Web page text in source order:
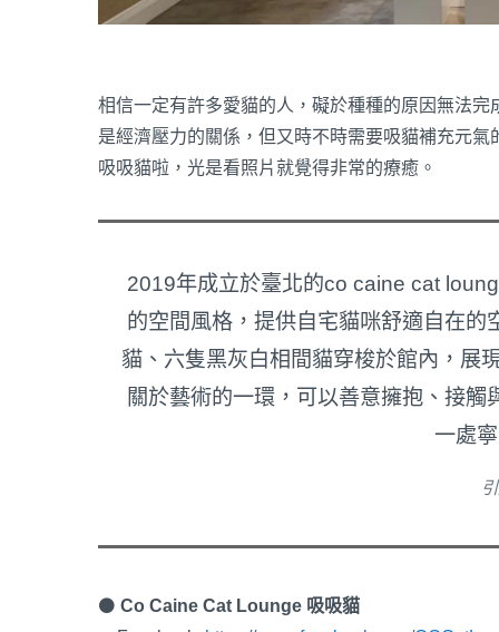
相信一定有許多愛貓的人，礙於種種的原因無法
是經濟壓力的關係，但又時不時需要吸貓補充元
吸吸貓啦，光是看照片就覺得非常的療癒。
2019年成立於臺北的co caine cat
的空間風格，提供自宅貓咪舒適自在
貓、六隻黑灰白相間貓穿梭於館內，展
關於藝術的一環，可以善意擁抱、接
一處
⚫ Co Caine Cat Lounge 吸吸貓